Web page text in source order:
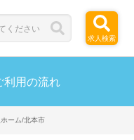
求人検索
利用の流れ
ーム/北本市